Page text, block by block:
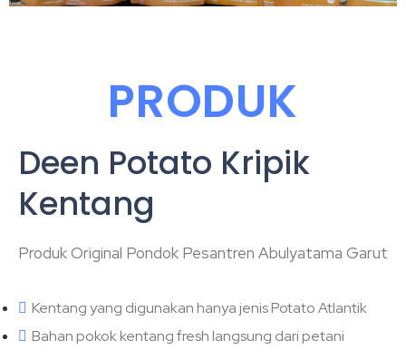
PRODUK
Deen Potato Kripik
Kentang
Produk Original Pondok Pesantren Abulyatama Garut
Kentang yang digunakan hanya jenis Potato Atlantik
Bahan pokok kentang fresh langsung dari petani